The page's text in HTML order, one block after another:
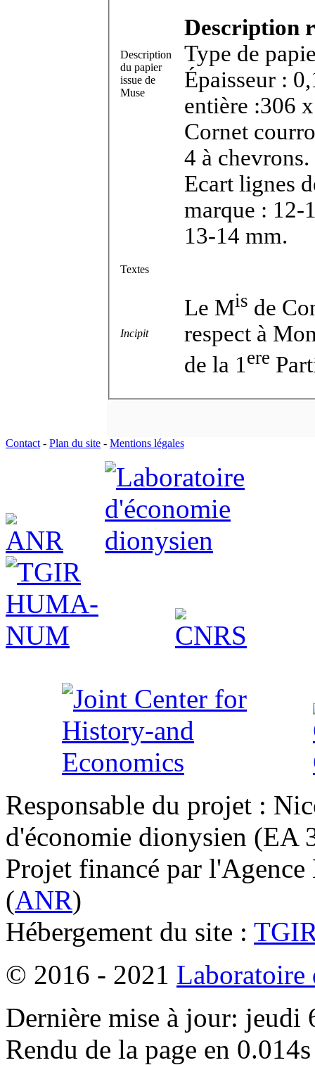
Description
du papier
issue de
Muse
Description
Type de
Épaisseur :
entière :306
Cornet
4 à
Ecart lignes
marque : 12-
13-14 mm.
Textes
Incipit
Le Mis de
respect à
de la 1 ere
Contact - Plan du site - Mentions légales
Responsable du projet :
d'économie dionysien
Projet financé par l'Agence
(ANR)
Hébergement du site :
© 2016 - 2021 Laboratoire
Dernière mise à jour:
Rendu de la page en 0.014s